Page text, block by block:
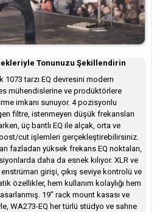
Tonunuzu Şekillendirin
tarzı EQ devresini modern
mühendislerine ve prodüktörlere
imkanı sunuyor. 4 pozisyonlu
filtre, istenmeyen düşük frekansları
üç bantlı EQ ile alçak, orta ve
cut işlemleri gerçekleştirebilirsiniz.
fazladan yüksek frekans EQ noktaları,
daha da esnek kılıyor. XLR ve
girişi, çıkış seviye kontrolü ve
özellikler, hem kullanım kolaylığı hem
19” rack mount kasası ve
WA273-EQ her türlü stüdyo ve sahne